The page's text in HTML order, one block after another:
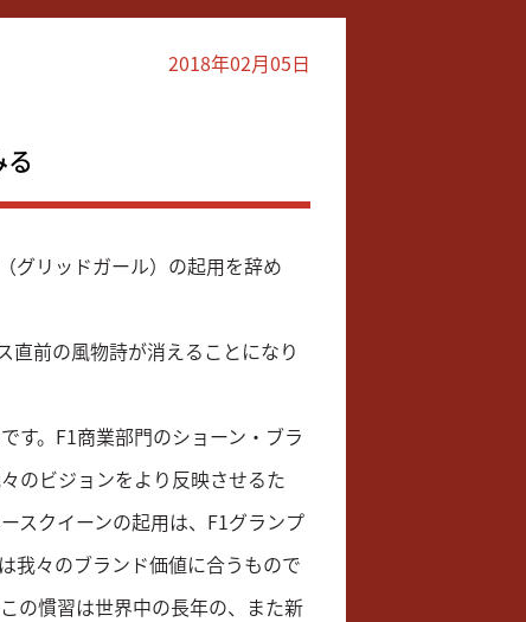
2018年02月05日
る
グリッドガール）の起用を辞め
直前の風物詩が消えることになり
す。F1商業部門のショーン・ブラ
のビジョンをより反映させるた
スクイーンの起用は、F1グランプ
我々のブランド価値に合うもので
の慣習は世界中の長年の、また新